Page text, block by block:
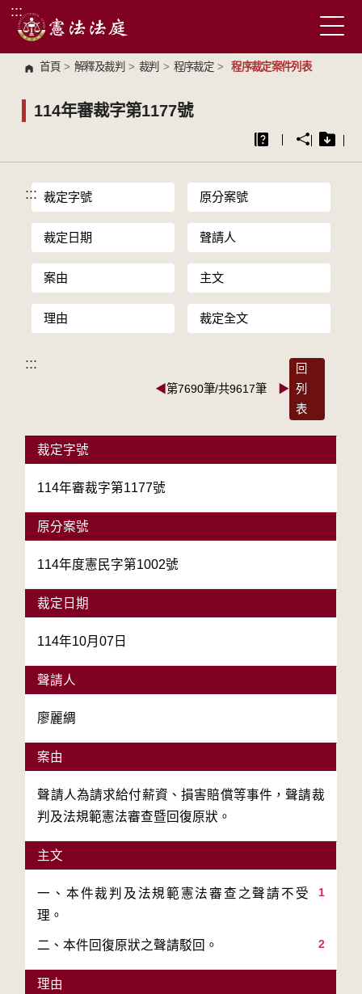
跳到主要內容區塊
:::
首頁 > 解釋及裁判 > 裁判 > 程序裁定 > 程序裁定案件列表
114年審裁字第1177號
::: 裁定字號 原分案號
裁定日期 聲請人
案由 主文
理由 裁定全文
:::
◀第7690筆/共9617筆 ▶
回
列
表
裁定字號
114年審裁字第1177號
原分案號
114年度憲民字第1002號
裁定日期
114年10月07日
聲請人
廖麗綢
案由
聲請人為請求給付薪資、損害賠償等事件，聲請裁
判及法規範憲法審查暨回復原狀。
主文
1
一、本件裁判及法規範憲法審查之聲請不受
2
二、本件回復原狀之聲請駁回。
理由